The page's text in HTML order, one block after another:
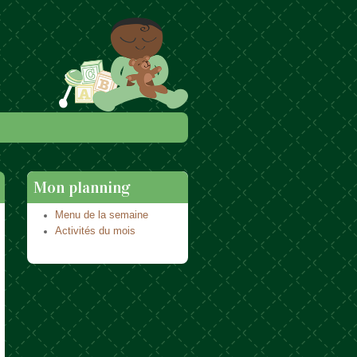
Mon planning
Menu de la semaine
Activités du mois